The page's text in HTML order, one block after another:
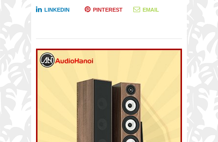
LINKEDIN PINTEREST EMAIL